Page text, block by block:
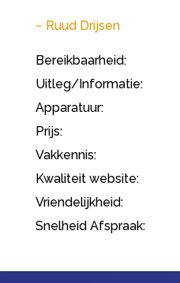
Ruud Drijsen
Bereikbaarheid:
Uitleg/Informatie:
Apparatuur:
Prijs:
Vakkennis:
Kwaliteit website:
Vriendelijkheid:
Snelheid Afspraak: